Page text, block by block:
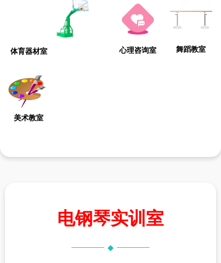
舞蹈教室
体育器材室
美术教室
心理咨询室
电钢琴实训室
——— ◆ ———